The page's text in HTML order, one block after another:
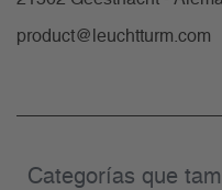
product@leuchtturm.com
Categorías que